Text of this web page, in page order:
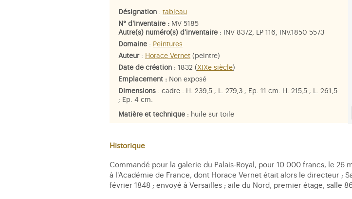
Désignation : tableau
N° d'inventaire : MV 5185
Autre(s) numéro(s) d'inventaire : INV 8372, LP 116, INV.1850 5573
Domaine : Peintures
Auteur: Horace Vernet (peintre)
Date de création : 1832 ( XIXe siècle)
Emplacement : Non exposé
Dimensions : cadre : H. 239,5 ; L. 279,3 ; Ep. 11 cm. H. 215,5 ; L. 261,5
; Ep. 4 cm.
Matière et technique : huile sur toile
Historique
Commandé pour la galerie du Palais-Royal, pour 10 000 francs, le 26
à l'Académie de France, dont Horace Vernet était alors le directeur ;
février 1848 ; envoyé à Versailles ; aile du Nord, premier étage, salle